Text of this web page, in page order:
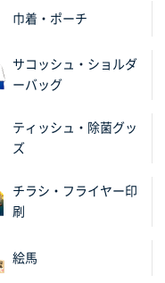
サポートをいただ
も安心して購入まで
枚
面でかなり業者さんを
た。 昨年注文分も、
ず、丁寧に対応して
す。
巾着・ポーチ
サコッシュ・ショルダ
ーバッグ
ティッシュ・除菌グッ
ズ
チラシ・フライヤー印
刷
絵馬